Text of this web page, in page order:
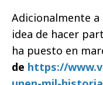
Adicionalmente a
idea de hacer
ha puesto en
de https://